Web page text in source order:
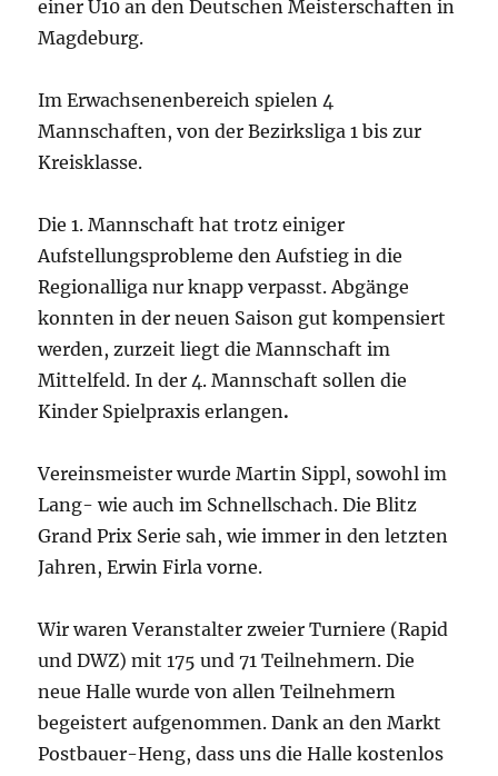
einer U10 an den Deutschen Meisterschaften in
Magdeburg.
Im Erwachsenenbereich spielen 4
Mannschaften, von der Bezirksliga 1 bis zur
Kreisklasse.
Die 1. Mannschaft hat trotz einiger
Aufstellungsprobleme den Aufstieg in die
Regionalliga nur knapp verpasst. Abgänge
konnten in der neuen Saison gut kompensiert
werden, zurzeit liegt die Mannschaft im
Mittelfeld. In der 4. Mannschaft sollen die
Kinder Spielpraxis erlangen.
Vereinsmeister wurde Martin Sippl, sowohl im
Lang- wie auch im Schnellschach. Die Blitz
Grand Prix Serie sah, wie immer in den letzten
Jahren, Erwin Firla vorne.
Wir waren Veranstalter zweier Turniere (Rapid
und DWZ) mit 175 und 71 Teilnehmern. Die
neue Halle wurde von allen Teilnehmern
begeistert aufgenommen. Dank an den Markt
Postbauer-Heng, dass uns die Halle kostenlos